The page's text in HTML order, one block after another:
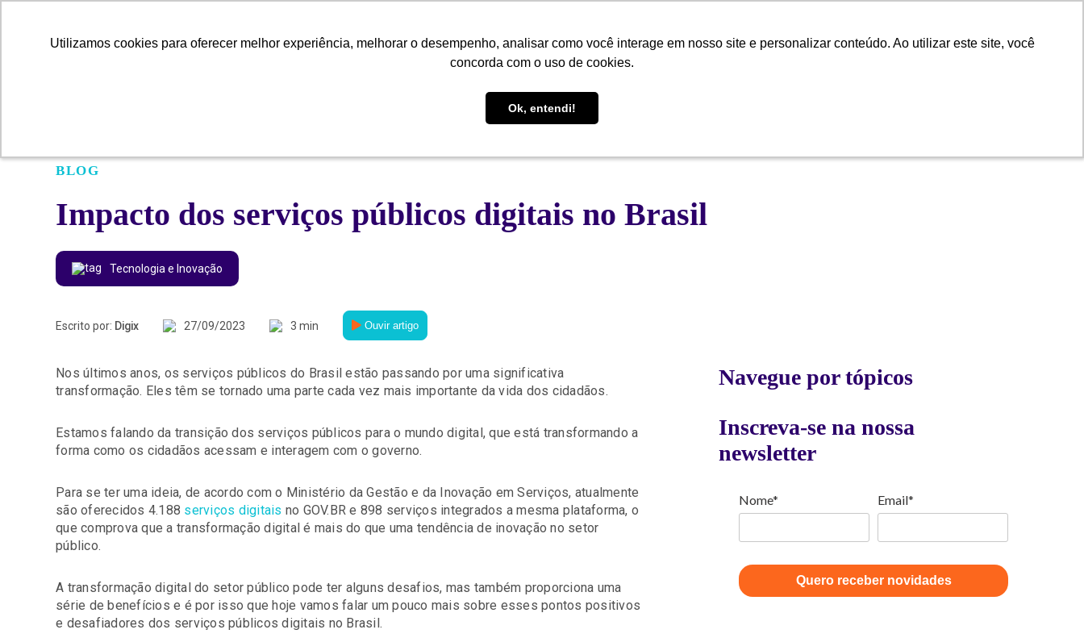
Utilizamos cookies para oferecer melhor experiência, melhorar o desempenho, analisar como você interage em nosso site e personalizar conteúdo. Ao utilizar este site, você
concorda com o uso de cookies.
Ok, entendi!
Utilizamos cookies para oferecer melhor experiência, melhorar o desempenho, analisar como você interage em nosso site e personalizar conteúdo. Ao utilizar este site, você
concorda com o uso de cookies.
Ok, entendi!
Soluções Conteúdo Central de Atendimento
BLOG
Impacto dos serviços públicos digitais no Brasil
Tecnologia e Inovação
Escrito por: Digix 27/09/2023 3 min Ouvir artigo
Nos últimos anos, os serviços públicos do Brasil estão passando por uma significativa
transformação. Eles têm se tornado uma parte cada vez mais importante da vida dos cidadãos.
Estamos falando da transição dos serviços públicos para o mundo digital, que está transformando a
forma como os cidadãos acessam e interagem com o governo.
Para se ter uma ideia, de acordo com o Ministério da Gestão e da Inovação em Serviços, atualmente
são oferecidos 4.188 serviços digitais no GOV.BR e 898 serviços integrados a mesma plataforma, o
que comprova que a transformação digital é mais do que uma tendência de inovação no setor
público.
A transformação digital do setor público pode ter alguns desafios, mas também proporciona uma
série de benefícios e é por isso que hoje vamos falar um pouco mais sobre esses pontos positivos
e desafiadores dos serviços públicos digitais no Brasil.
Navegue por tópicos
Inscreva-se na nossa
newsletter
Nome* Email*
Quero receber novidades